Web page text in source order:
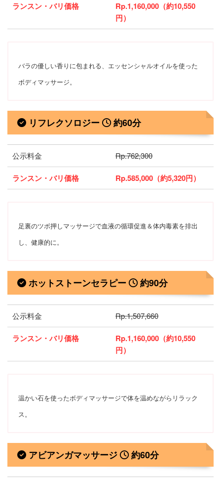
ランスン・バリ価格
Rp.1,160,000（約10,550
円）
バラの優しい香りに包まれる、エッセンシャルオイルを使った
ボディマッサージ。
リフレクソロジー 約60分
公示料金 Rp.762,300
ランスン・バリ価格 Rp.585,000（約5,320円）
足裏のツボ押しマッサージで血液の循環促進＆体内毒素を排出
し、健康的に。
ホットストーンセラピー 約90分
公示料金 Rp.1,507,660
ランスン・バリ価格
Rp.1,160,000（約10,550
円）
温かい石を使ったボディマッサージで体を温めながらリラック
ス。
アビアンガマッサージ 約60分